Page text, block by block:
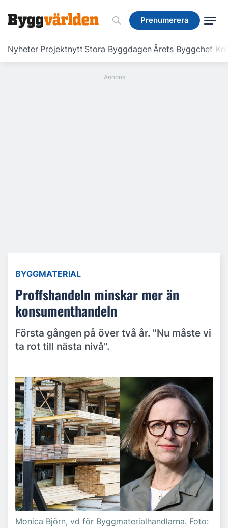
Prenumerera
Nyheter Projektnytt Stora ByggdagenÅrets Byggchef
Prenumerera
BYGGMATERIAL
Proffshandeln minskar mer än
konsumenthandeln
Första gången på över två år. "Nu måste vi
ta rot till nästa nivå".
Monica Björn, vd för Byggmaterialhandlarna. Foto: